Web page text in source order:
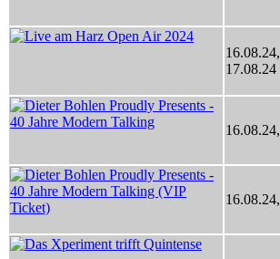
16.08.24,
17.08.24
16.08.24,
16.08.24,